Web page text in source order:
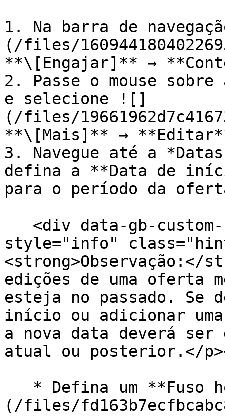
1. Na barra de
(/files/
**\[Engajar]** →
2. Passe o mouse
e selecione ![]
(/files/
**\[Mais]** →
3. Navegue até a
defina a **Data de
para o período da
style="info"
<strong>Observação:</
edições de uma oferta
esteja no passado.
início ou adicionar
a nova data deverá
atual ou posterior.</
(/files/